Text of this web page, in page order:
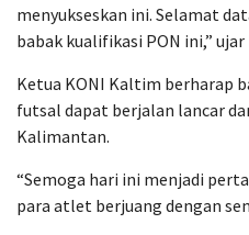
menyukseskan ini. Selamat
babak kualifikasi PON ini,” ujar
Ketua KONI Kaltim berharap
futsal dapat berjalan lancar
Kalimantan.
“Semoga hari ini menjadi
para atlet berjuang dengan